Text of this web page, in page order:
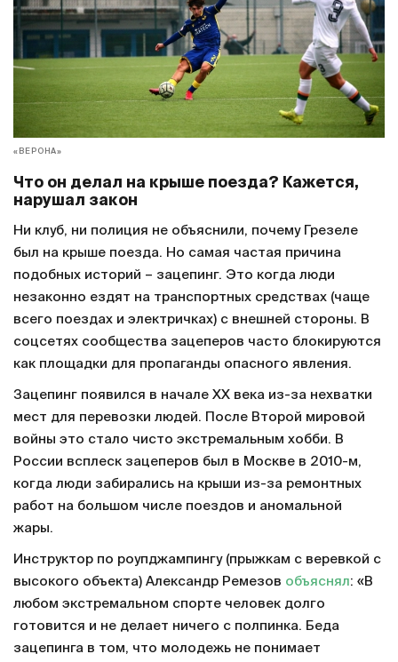
«ВЕРОНА»
Что он делал на крыше поезда? Кажется,
нарушал закон
Ни клуб, ни полиция не объяснили, почему Грезеле
был на крыше поезда. Но самая частая причина
подобных историй – зацепинг. Это когда люди
незаконно ездят на транспортных средствах (чаще
всего поездах и электричках) с внешней стороны. В
соцсетях сообщества зацеперов часто блокируются
как площадки для пропаганды опасного явления.
Зацепинг появился в начале XX века из-за нехватки
мест для перевозки людей. После Второй мировой
войны это стало чисто экстремальным хобби. В
России всплеск зацеперов был в Москве в 2010-м,
когда люди забирались на крыши из-за ремонтных
работ на большом числе поездов и аномальной
жары.
Инструктор по роупджампингу (прыжкам с веревкой с
высокого объекта) Александр Ремезов объяснял: «В
любом экстремальном спорте человек долго
готовится и не делает ничего с полпинка. Беда
зацепинга в том, что молодежь не понимает